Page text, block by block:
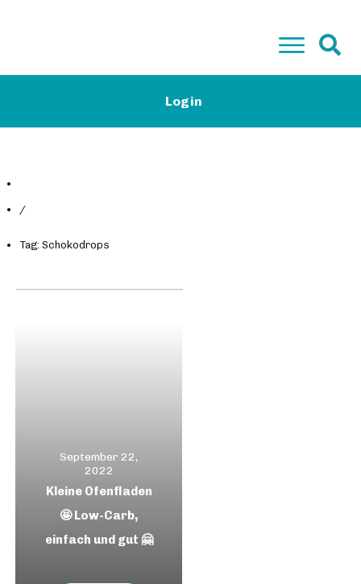
Start
Low-Carb Rezepte
Login
/
Tag: Schokodrops
September 22,
2022
Kleine Ofenfladen
🤩 Low-Carb,
einfach und gut 🤗